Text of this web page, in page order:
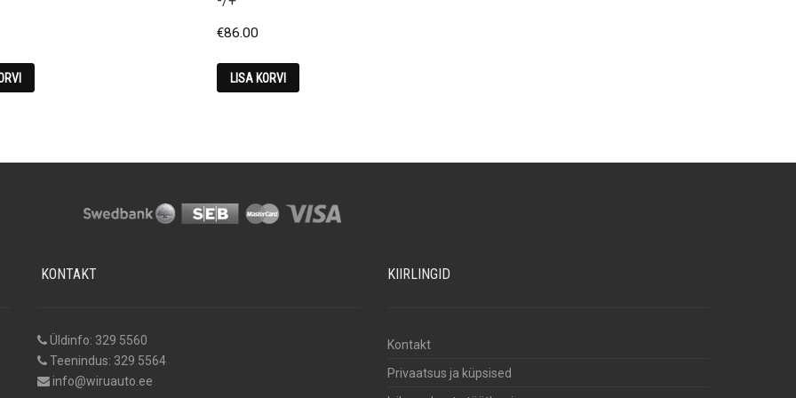
€86.00
LISA KORVI
KONTAKT
Üldinfo: 329 5560
Teenindus: 329 5564
info@wiruauto.ee
KIIRLINGID
Kontakt
Privaatsus ja küpsised